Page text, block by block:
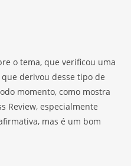
o tema, que verificou uma
derivou desse tipo de
momento, como mostra
Review, especialmente
mas é um bom